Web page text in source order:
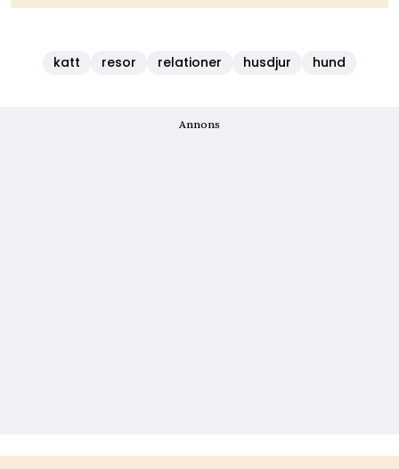
katt resor relationer husdjur hund
Annons